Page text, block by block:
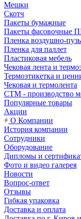
Мешки
Скотч
Пакеты бумажные
Пакеты фасовочные
Пленка воздушно-
Пленка для паллет
Пластиковая мебель
Чековая лента и
Термоэтикетка и
Чековая и термолента
СТМ - производство
Популярные товары
Акции
О Компании
История компании
Сотрудники
Оборудование
Дипломы и
Фото и видео галерея
Новости
Вопрос-ответ
Отзывы
Гибкая упаковка
Доставка и оплата